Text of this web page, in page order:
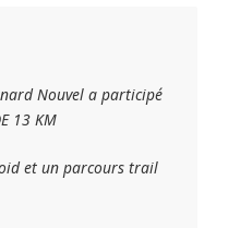
Nouvel a participé
13 KM
et un parcours trail